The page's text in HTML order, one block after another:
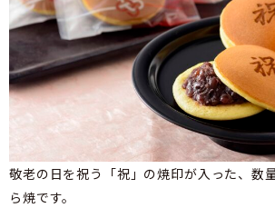
敬老の日を祝う「祝」の焼印が入った、数
ら焼です。